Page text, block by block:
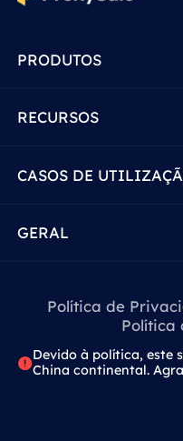
PRODUTOS
RECURSOS
CASOS DE
GERAL
Política de
Política
Devido à política, este
China continental.